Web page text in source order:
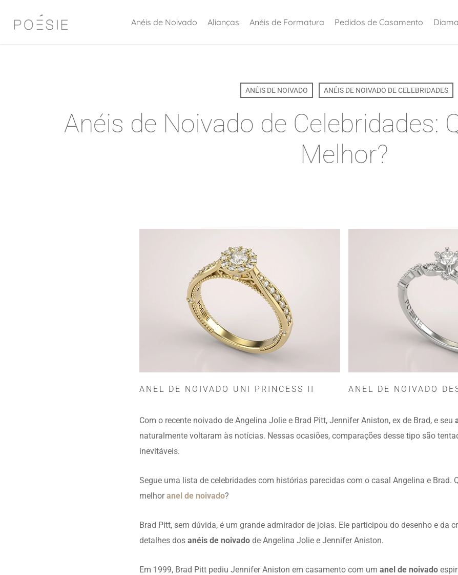
Anéis de Noivado Alianças Anéis de Formatura Pedidos de Casamento
ANÉIS DE NOIVADO ANÉIS DE NOIVADO DE CELEBRIDADES
Anéis de Noivado de Celebridades:
Melhor?
ANEL DE NOIVADO UNI PRINCESS II ANEL DE NOIVADO
Com o recente noivado de Angelina Jolie e Brad Pitt, Jennifer Aniston, ex de Brad, e seu
naturalmente voltaram às notícias. Nessas ocasiões, comparações desse tipo são
inevitáveis.
Segue uma lista de celebridades com histórias parecidas com o casal Angelina e Brad.
melhoranel de noivado?
Brad Pitt, sem dúvida, é um grande admirador de joias. Ele participou do desenho e da
detalhes dos anéis de noivado de Angelina Jolie e Jennifer Aniston.
Em 1999, Brad Pitt pediu Jennifer Aniston em casamento com um anel de noivado